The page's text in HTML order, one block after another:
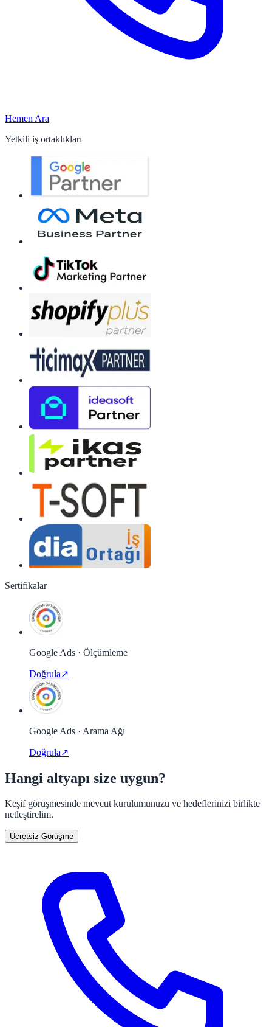
Hemen Ara
Yetkili iş ortaklıkları
Sertifikalar
Google Ads · Ölçümleme
Doğrula↗
Google Ads · Arama Ağı
Doğrula↗
Hangi altyapı size uygun?
Keşif görüşmesinde mevcut kurulumunuzu ve hedeflerinizi birlikte
netleştirelim.
Ücretsiz Görüşme